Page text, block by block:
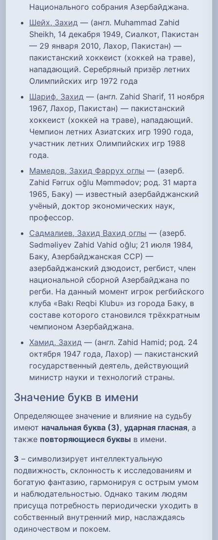
Национального собрания Азербайджана.
Шейх, Захид — (англ. Muhammad Zahid
Sheikh, 14 декабря 1949, Сиалкот, Пакистан
— 29 января 2010, Лахор, Пакистан) —
пакистанский хоккеист (хоккей на траве),
нападающий. Серебряный призёр летних
Олимпийских игр 1972 года
Шариф, Захид — (англ. Zahid Sharif, 11 ноября
1967, Лахор, Пакистан) — пакистанский
хоккеист (хоккей на траве), нападающий.
Чемпион летних Азиатских игр 1990 года,
участник летних Олимпийских игр 1988
года.
Мамедов, Захид Фаррух оглы — (азерб.
Zahid Fərrux oğlu Məmmədov; род. 31 марта
1965, Баку) — известный азербайджанский
учёный, доктор экономических наук,
профессор.
Садмалиев, Захид Вахид оглы — (азерб.
Sədməliyev Zahid Vahid oğlu; 21 июля 1984,
Баку, Азербайджанская ССР) —
азербайджанский дзюдоист, регбист, член
национальной сборной Азербайджана по
регби. На данный момент игрок регбийского
клуба «Bakı Reqbi Klubu» из города Баку, в
составе которого становился трёхкратным
чемпионом Азербайджана.
Хамид, Захид — (англ. Zahid Hamid; род. 24
октября 1947 года, Лахор) — пакистанский
государственный деятель, действующий
министр науки и технологий страны.
Значение букв в имени
Определяющее значение и влияние на судьбу
имеют начальная буква (З), ударная гласная, а
также повторяющиеся буквы в имени.
З – символизирует интеллектуальную
подвижность, склонность к исследованиям и
богатую фантазию, гармонируя с острым умом
и наблюдательностью. Однако таким людям
присуща потребность периодически уходить в
собственный внутренний мир, наслаждаясь
одиночеством и покоем.